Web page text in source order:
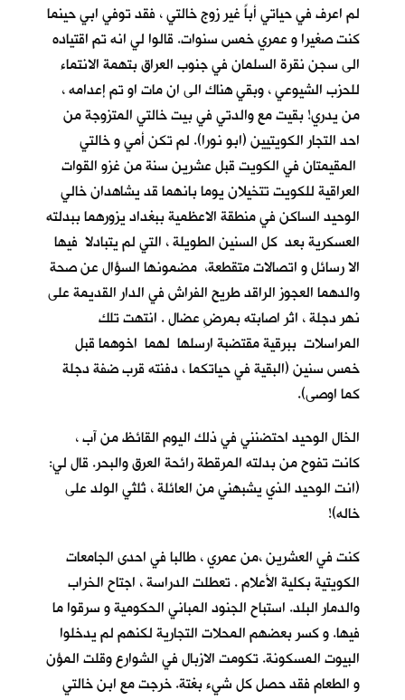
لم اعرف في حياتي أباً غير زوج خالتي ، فقد توفي ابي حينما
كنت صغيرا و عمري خمس سنوات. قالوا لي انه تم اقتياده
الى سجن نقرة السلمان في جنوب العراق بتهمة الانتماء
للحزب الشيوعي ، وبقي هناك الى ان مات او تم إعدامه ،
من يدري! بقيت مع والدتي في بيت خالتي المتزوجة من
احد التجار الكويتيين (ابو نورا). لم تكن أمي و خالتي
المقيمتان في الكويت قبل عشرين سنة من غزو القوات
العراقية للكويت تتخيلان يوما بانهما قد يشاهدان خالي
الوحيد الساكن في منطقة الاعظمية ببغداد يزورهما ببدلته
العسكرية بعد كل السنين الطويلة ، التي لم يتبادلا فيها
الا رسائل و اتصالات متقطعة، مضمونها السؤال عن صحة
والدهما العجوز الراقد طريح الفراش في الدار القديمة على
نهر دجلة ، اثر اصابته بمرضِ عضال . انتهت تلك
المراسلات ببرقية مقتضبة ارسلها لهما اخوهما قبل
خمس سنين (البقية في حياتكما ، دفنته قرب ضفة دجلة
كما اوصى).
الخال الوحيد احتضنني في ذلك اليوم القائظ من آب ،
كانت تفوح من بدلته المرقطة رائحة العرق والبحر. قال لي:
(انت الوحيد الذي يشبهني من العائلة ، ثلثي الولد على
خاله)!
كنت في العشرين ،من عمري ، طالبا في احدى الجامعات
الكويتية بكلية الأعلام . تعطلت الدراسة ، اجتاح الخراب
والدمار البلد. استباح الجنود المباني الحكومية و سرقوا ما
فيها. و كسر بعضهم المحلات التجارية لكنهم لم يدخلوا
البيوت المسكونة. تكومت الازبال في الشوارع وقلت المؤن
و الطعام فقد حصل كل شيء بغتة. خرجت مع ابن خالتي